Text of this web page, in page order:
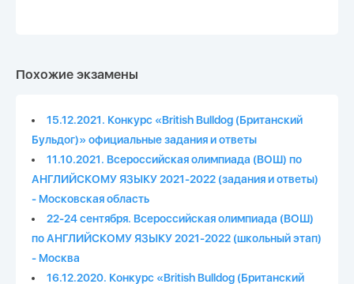
Похожие экзамены
15.12.2021. Конкурс «British Bulldog (Британский
Бульдог)» официальные задания и ответы
11.10.2021. Всероссийская олимпиада (ВОШ) по
АНГЛИЙСКОМУ ЯЗЫКУ 2021-2022 (задания и ответы)
- Московская область
22-24 сентября. Всероссийская олимпиада (ВОШ)
по АНГЛИЙСКОМУ ЯЗЫКУ 2021-2022 (школьный этап)
- Москва
16.12.2020. Конкурс «British Bulldog (Британский